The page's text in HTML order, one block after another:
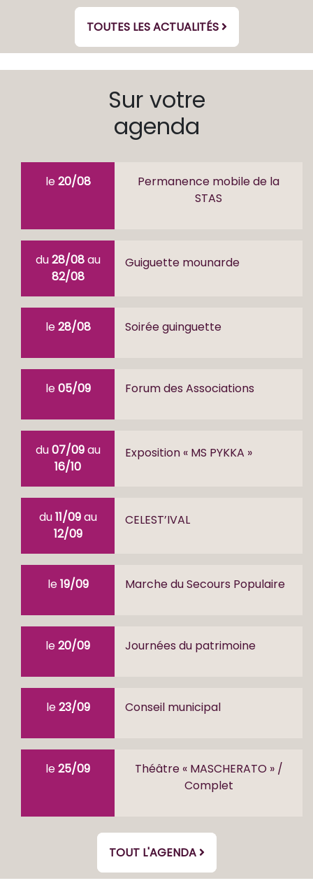
TOUTES LES ACTUALITÉS
Sur votre
agenda
le20/08
Permanence mobile de la
STAS
du28/08au
82/08
Guiguette mounarde
le28/08 Soirée guinguette
le05/09 Forum des Associations
du07/09au
16/10
Exposition « MS PYKKA »
du11/09au
12/09
CELEST’IVAL
le19/09 Marche du Secours Populaire
le20/09 Journées du patrimoine
le23/09 Conseil municipal
le25/09
Théâtre « MASCHERATO » /
Complet
TOUT L'AGENDA